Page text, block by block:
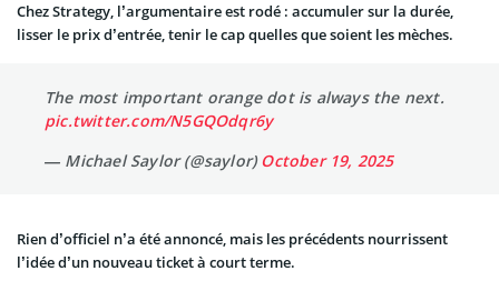
Chez Strategy, l’argumentaire est rodé : accumuler sur la durée,
lisser le prix d’entrée, tenir le cap quelles que soient les mèches.
The most important orange dot is always the next.
pic.twitter.com/N5GQOdqr6y
— Michael Saylor (@saylor)October 19, 2025
Rien d’officiel n’a été annoncé, mais les précédents nourrissent
l’idée d’un nouveau ticket à court terme.